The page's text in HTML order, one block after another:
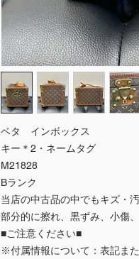
ベタ インボックス
キー＊2・ネームタグ
M21828
Bランク
当店の中古品の中でもキズ・
部分的に擦れ、黒ずみ、小傷
■ご注意ください■
※付属情報について：表記ま